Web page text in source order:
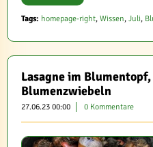
Tags: homepage-right, Wissen, Juli,
Lasagne im
Blumenzwiebeln
27.06.23 00:00 0 Kommentare